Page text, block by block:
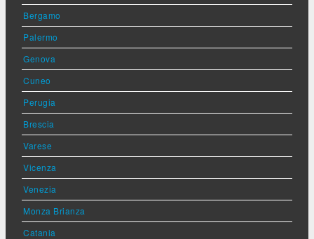
Bergamo
Palermo
Genova
Cuneo
Perugia
Brescia
Varese
Vicenza
Venezia
Monza Brianza
Catania